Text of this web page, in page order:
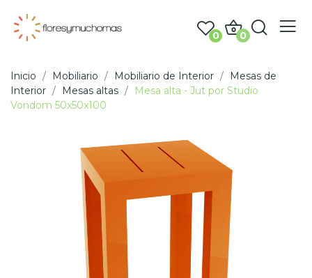
0 0
Inicio Mobiliario Mobiliario de Interior
Mesas de
Interior
Mesas altas
Mesa alta - Jut por Studio
Vondom 50x50x100